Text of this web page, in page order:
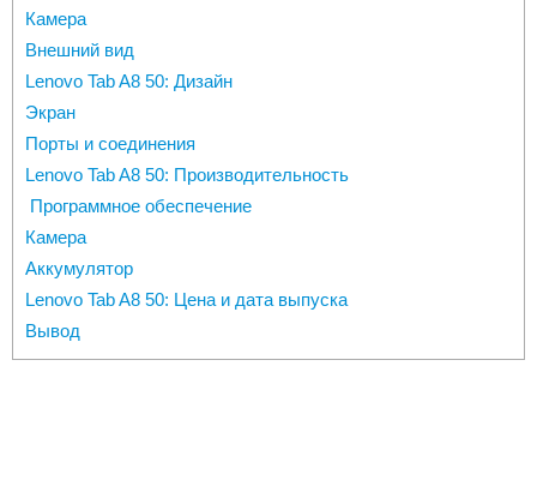
Камера
Внешний вид
Lenovo Tab A8 50: Дизайн
Экран
Порты и соединения
Lenovo Tab A8 50: Производительность
Программное обеспечение
Камера
Аккумулятор
Lenovo Tab A8 50: Цена и дата выпуска
Вывод